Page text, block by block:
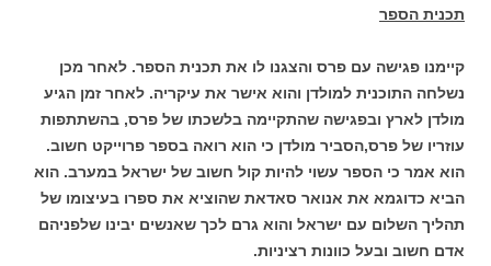
תכנית הספר
קיימנו פגישה עם פרס והצגנו לו את תכנית הספר. לאחר מכן
נשלחה התוכנית למולדן והוא אישר את עיקריה. לאחר זמן הגיע
מולדן לארץ ובפגישה שהתקיימה בלשכתו של פרס, בהשתתפות
עוזריו של פרס,הסביר מולדן כי הוא רואה בספר פרוייקט חשוב.
הוא אמר כי הספר עשוי להיות קול חשוב של ישראל במערב. הוא
הביא כדוגמא את אנואר סאדאת שהוציא את ספרו בעיצומו של
תהליך השלום עם ישראל והוא גרם לכך שאנשים יבינו שלפניהם
אדם חשוב ובעל כוונות רציניות.